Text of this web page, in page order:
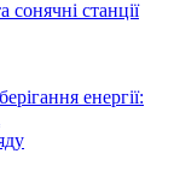
сонячні станції
енергії: